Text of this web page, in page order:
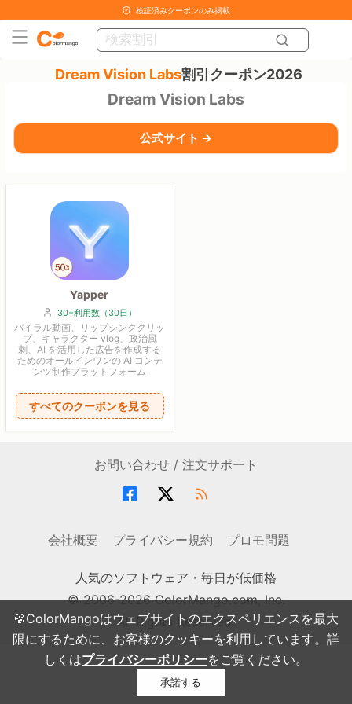
🍪ColorMangoはウェブサイトのエクスペリエンスを最大
限にするために、お客様のクッキーを利用しています。詳
しくはプライバシーポリシーをご覧ください。
承諾する
検証済みクーポンのみ掲載
Dream Vision Labs割引クーポン2026
Dream Vision Labs
公式サイト →
Yapper
30+利用数（30日）
バイラル動画、リップシンククリッ
プ、キャラクター vlog、政治風
刺、AI を活用した広告を作成する
ためのオールインワンの AI コンテ
ンツ制作プラットフォーム
すべてのクーポンを見る
お問い合わせ / 注文サポート
会社概要 プライバシー規約 プロモ問題
人気のソフトウェア・毎日が低価格
© 2006-2026 ColorMango.com, Inc.
All Rights Reserved.